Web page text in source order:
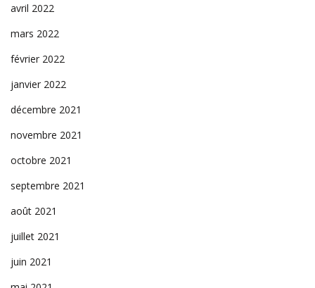
avril 2022
mars 2022
février 2022
janvier 2022
décembre 2021
novembre 2021
octobre 2021
septembre 2021
août 2021
juillet 2021
juin 2021